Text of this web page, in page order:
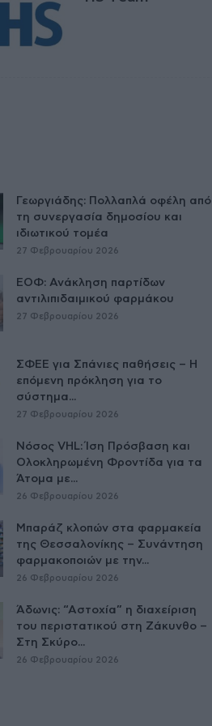
Γεωργιάδης: Πολλαπλά οφέλη από
τη συνεργασία δημοσίου και
ιδιωτικού τομέα
27 Φεβρουαρίου 2026
ΕΟΦ: Ανάκληση παρτίδων
αντιλιπιδαιμικού φαρμάκου
27 Φεβρουαρίου 2026
ΣΦΕΕ για Σπάνιες παθήσεις – Η
επόμενη πρόκληση για το
σύστημα...
27 Φεβρουαρίου 2026
Νόσος VHL: Ίση Πρόσβαση και
Ολοκληρωμένη Φροντίδα για τα
Άτομα με...
26 Φεβρουαρίου 2026
Μπαράζ κλοπών στα φαρμακεία
της Θεσσαλονίκης – Συνάντηση
φαρμακοποιών με την...
26 Φεβρουαρίου 2026
Άδωνις: “Αστοχία” η διαχείριση
του περιστατικού στη Ζάκυνθο –
Στη Σκύρο...
26 Φεβρουαρίου 2026